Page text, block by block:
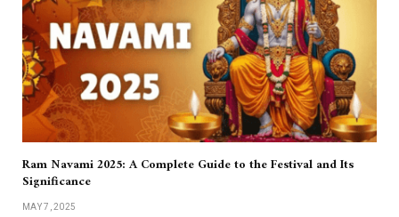
Ram Navami 2025: A Complete Guide to the Festival and Its
Significance
MAY 7, 2025